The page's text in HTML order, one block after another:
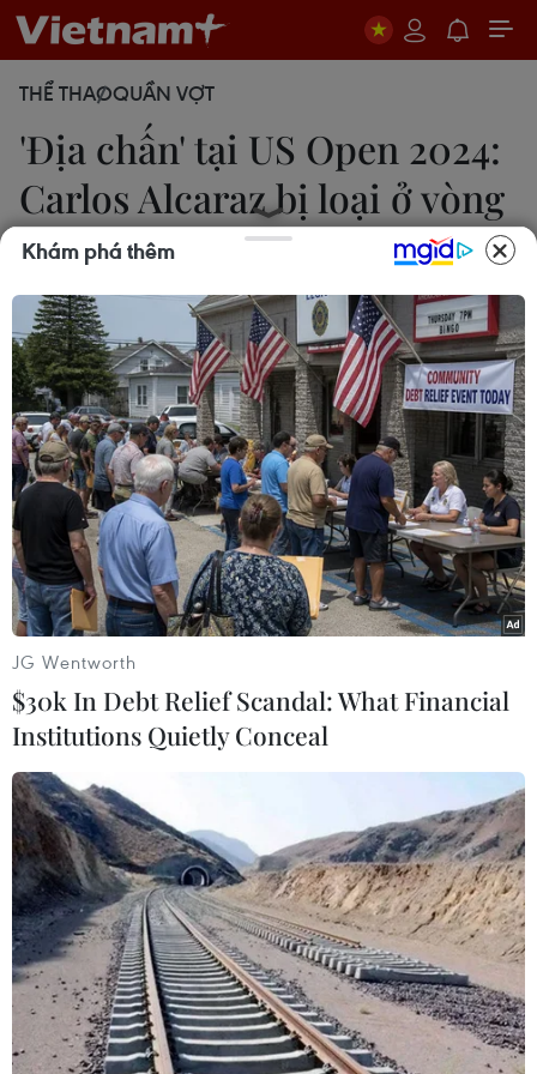
THỂ THAOQUẦN VỢT
'Địa chấn' tại US Open 2024:
Carlos Alcaraz bị loại ở vòng
2
30/08/2024 05:40
Carlos Alcaraz ngậm ngùi chia tay US Open 2024
ngay từ vòng 2 sau khi để thua chóng vánh trước
tay vợt đang kém anh đến 71 bậc trên bảng xếp
hạng ATP.
Carlos Ancaraz bị loại ngay từ vòng 2 US Open 2024. (Nguồn:
X)
Bất ngờ lớn nhất đã xảy ra tại vòng 2 US Open
2024 khi tay vợt số 3 thế giới Carlos Alcaraz bị
loại sau thất bại trước Botic van de Zandschulp.
Khám phá thêm
JG Wentworth
$30k In Debt Relief Scandal: What Financial
Institutions Quietly Conceal